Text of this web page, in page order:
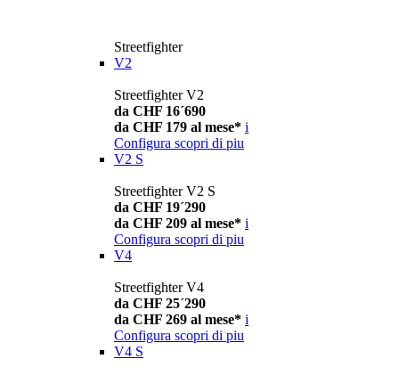
Streetfighter
V2
Streetfighter V2
da CHF 16´690
da CHF 179 al mese* i
Configura scopri di piu
V2 S
Streetfighter V2 S
da CHF 19´290
da CHF 209 al mese* i
Configura scopri di piu
V4
Streetfighter V4
da CHF 25´290
da CHF 269 al mese* i
Configura scopri di piu
V4 S